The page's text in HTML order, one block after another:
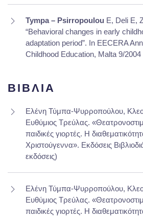
Tympa – Psirropoulou E, Deli E,
“Behavioral changes in early
adaptation period”. In EECERA
Childhood Education, Malta 9/2004
ΒΙΒΛΙΑ
Ελένη Τύμπα-Ψυρροπούλου,
Ευθύμιος Τρεύλας.
παιδικές γιορτές. Η
Χριστούγεννα». Εκδόσεις
εκδόσεις)
Ελένη Τύμπα-Ψυρροπούλου,
Ευθύμιος Τρεύλας.
παιδικές γιορτές. Η